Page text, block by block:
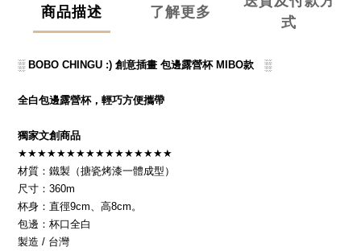
商品描述 了解更多
式
░ BOBO CHINGU :) 創意插畫 包邊露營杯MIBO款 ░
全白包邊露營杯，輕巧方便攜帶
獨家文創商品
★★★★★★★★★★★★★★★★
材質：鐵製（搪瓷烤漆一體成型）
尺寸： 360m
杯身：直徑9cm、高8cm。
包邊：杯口全白
製造 / 台灣